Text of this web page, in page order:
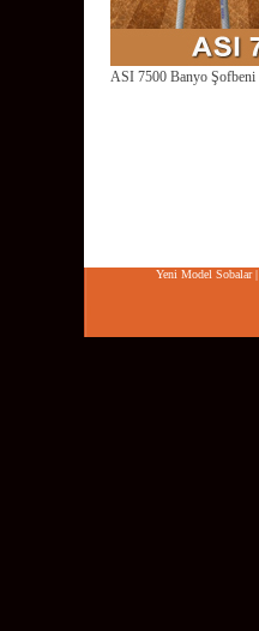
ASI 7500 Banyo Şofbeni
Yeni Model Sobalar|